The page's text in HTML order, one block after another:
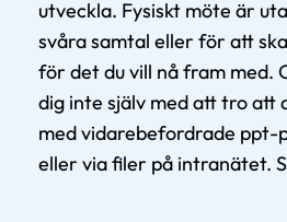
utveckla. Fysiskt möte är
svåra samtal eller för att
för det du vill nå fram med.
dig inte själv med att tro att
med vidarebefordrade ppt-
eller via filer på intranätet.